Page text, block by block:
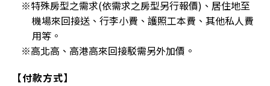
※特殊房型之需求(依需求之房型另行報價)、居住地至
機場來回接送、行李小費、護照工本費、其他私人費
用等。
※高北高、高港高來回接駁需另外加價。
【付款方式】